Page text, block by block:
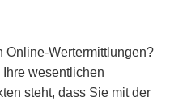
Online-Wertermittlungen?
wesentlichen
steht, dass Sie mit der